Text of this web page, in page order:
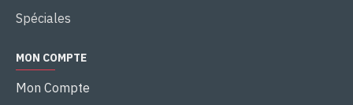
Spéciales
MON COMPTE
Mon Compte